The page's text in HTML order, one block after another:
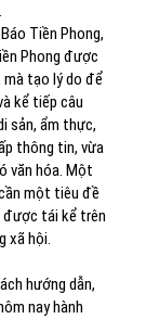
Tiền Phong,
Phong được
mà tạo lý do để
kể tiếp câu
sản, ẩm thực,
thông tin, vừa
văn hóa. Một
một tiêu đề
được tái kể trên
xã hội.
hướng dẫn,
nay hành